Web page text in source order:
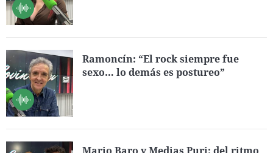
Ramoncín: “El rock siempre fue
sexo… lo demás es postureo”